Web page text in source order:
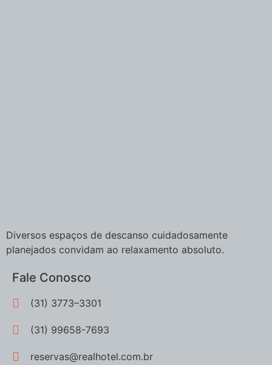
Diversos espaços de descanso cuidadosamente
planejados convidam ao relaxamento absoluto.
Fale Conosco
(31) 3773–3301
(31) 99658-7693
reservas@realhotel.com.br